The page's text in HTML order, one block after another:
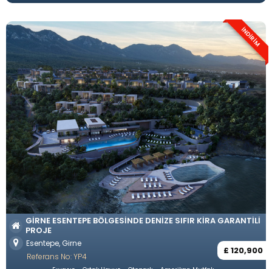
İNDİRİM
GIRNE ESENTEPE BÖLGESINDE DENIZE SIFIR KIRA GARANTILI
PROJE
Esentepe, Girne
£ 120,900
Referans No: YP4